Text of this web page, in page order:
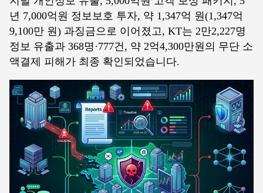
년 7,000억원 정보보호 투자, 약 1,347억 원(1,347억
9,100만 원) 과징금으로 이어졌고, KT는 2만2,227명
정보 유출과 368명·777건, 약 2억4,300만원의 무단 소
액결제 피해가 최종 확인되었습니다.